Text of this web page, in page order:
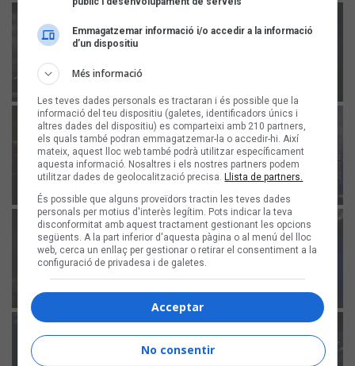
Emmagatzemar informació i/o accedir a la informació
d’un dispositiu
Més informació
Les teves dades personals es tractaran i és possible que la
informació del teu dispositiu (galetes, identificadors únics i
altres dades del dispositiu) es comparteixi amb 210 partners,
els quals també podran emmagatzemar-la o accedir-hi. Així
mateix, aquest lloc web també podrà utilitzar específicament
aquesta informació. Nosaltres i els nostres partners podem
utilitzar dades de geolocalització precisa.Llista de partners.
És possible que alguns proveïdors tractin les teves dades
personals per motius d'interès legítim. Pots indicar la teva
disconformitat amb aquest tractament gestionant les opcions
següents. A la part inferior d'aquesta pàgina o al menú del lloc
web, cerca un enllaç per gestionar o retirar el consentiment a la
configuració de privadesa i de galetes.
Acceptar
No consentir